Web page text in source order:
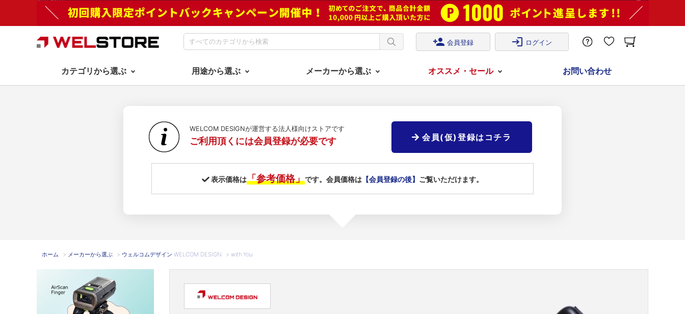
person_add 会員登録 login ログイン
カテゴリから選ぶ 用途から選ぶ メーカーから選ぶ オススメ・セール お問い合わせ
WELCOM DESIGNが運営する法人様向けストアです
ご利用頂くには会員登録が必要です 会員(仮)登録はコチラ
表示価格は「参考価格」です。会員価格は【会員登録の後】 ご覧いただけます。
ホーム > メーカーから選ぶ > ウェルコムデザイン WELCOM DESIGN > with You